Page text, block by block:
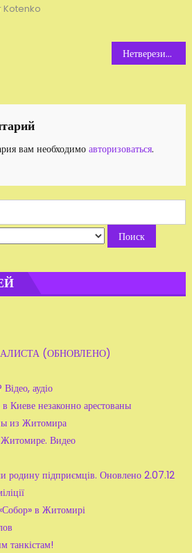
Kotenko
Нетверезий електорат
вам необходимо авторизоваться.
(ОБНОВЛЕНО)
аудіо
Киеве незаконно арестованы
из Житомира
Видео
родину підприємців. Оновлено 2.07.12
в Житомирі
танкістам!